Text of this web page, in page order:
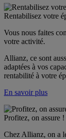
Rentabilisez votre
Vous nous faites
votre activité.
Allianz, ce sont
adaptées à vos
rentabilité à votre
En savoir plus
Profitez, on assure !
Chez Allianz, on a